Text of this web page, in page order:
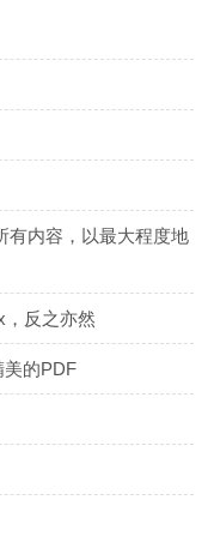
有内容，以最大程度地
反之亦然
美的PDF